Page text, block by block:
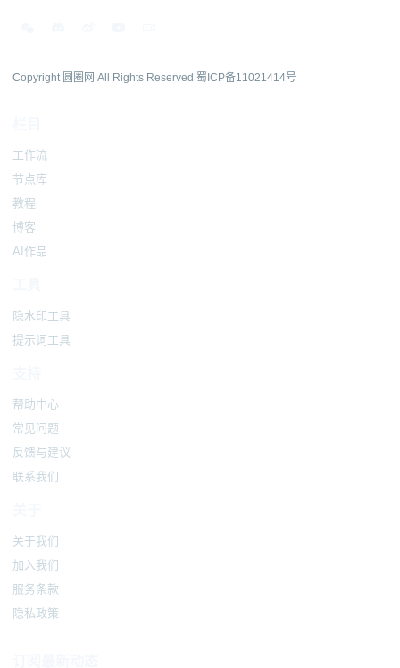
Copyright 圆圈网 All Rights Reserved 蜀ICP备11021414号
工作流
节点库
教程
博客
AI作品
隐水印工具
提示词工具
帮助中心
常见问题
反馈与建议
联系我们
关于我们
加入我们
服务条款
隐私政策